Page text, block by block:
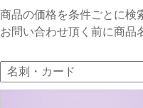
商品の価格を条件ごとに検
お問い合わせ頂く前に商品